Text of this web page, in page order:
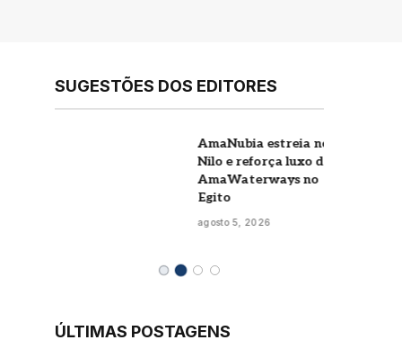
SUGESTÕES DOS EDITORES
AmaNubia estreia no
Nilo e reforça luxo da
AmaWaterways no
Egito
agosto 5, 2026
ÚLTIMAS POSTAGENS